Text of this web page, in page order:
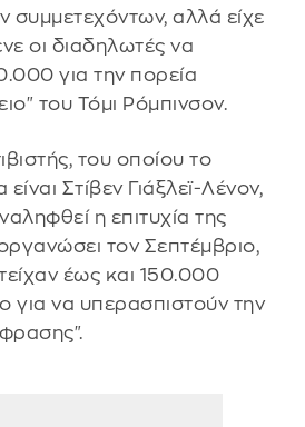
συμμετεχόντων, αλλά είχε
οι διαδηλωτές να
για την πορεία
του Τόμι Ρόμπινσον.
του οποίου το
Στίβεν Γιάξλεϊ-Λένον,
η επιτυχία της
τον Σεπτέμβριο,
έως και 150.000
για να υπερασπιστούν την